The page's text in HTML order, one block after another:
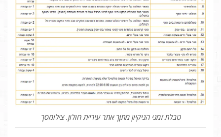
טבלת זמני הניקיון מתןך אתר עיריית חולון. צילומסך